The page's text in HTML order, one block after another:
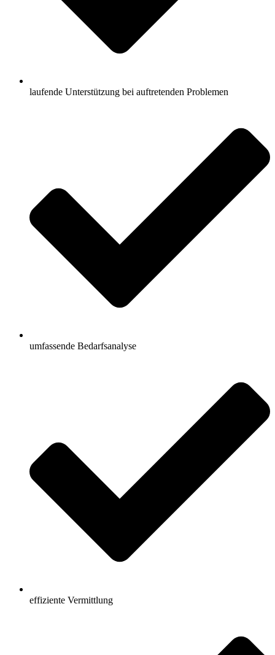
laufende Unterstützung bei auftretenden Problemen
umfassende Bedarfsanalyse
effiziente Vermittlung